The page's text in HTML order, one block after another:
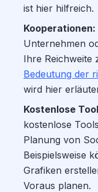
ist hier hilfreich.
Kooperationen:
Unternehmen
Ihre Reichweite
Bedeutung der
wird hier
Kostenlose
kostenlose
Planung von
Beispielsweise
Grafiken
Voraus planen.